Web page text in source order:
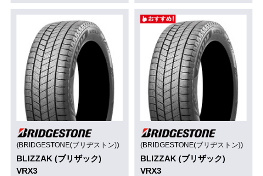
(BRIDGESTONE(ブリヂストン))
BLIZZAK (ブリザック)
VRX3
(BRIDGESTONE(ブリヂストン))
BLIZZAK (ブリザック)
VRX3